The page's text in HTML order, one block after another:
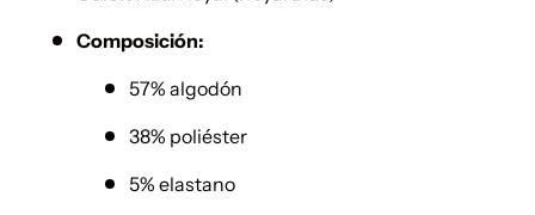
Composición:
57% algodón
38% poliéster
5% elastano